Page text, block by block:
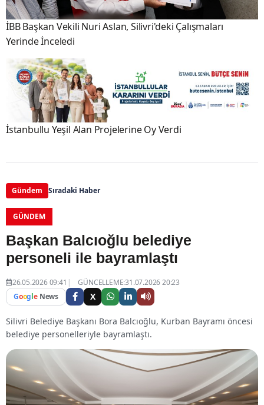
İBB Başkan Vekili Nuri Aslan, Silivri'deki Çalışmaları
Yerinde İnceledi
İstanbullu Yeşil Alan Projelerine Oy Verdi
Gündem Sıradaki Haber
GÜNDEM
Başkan Balcıoğlu belediye
personeli ile bayramlaştı
26.05.2026 09:41
GÜNCELLEME:31.07.2026 20:23
Google News X
Silivri Belediye Başkanı Bora Balcıoğlu, Kurban Bayramı öncesi
belediye personelleriyle bayramlaştı.